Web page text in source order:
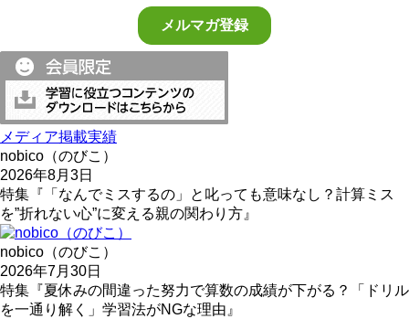
メディア掲載実績
nobico（のびこ）
2026年8月3日
特集『「なんでミスするの」と叱っても意味なし？計算ミス
を”折れない心”に変える親の関わり方』
nobico（のびこ）
2026年7月30日
特集『夏休みの間違った努力で算数の成績が下がる？「ドリル
を一通り解く」学習法がNGな理由』